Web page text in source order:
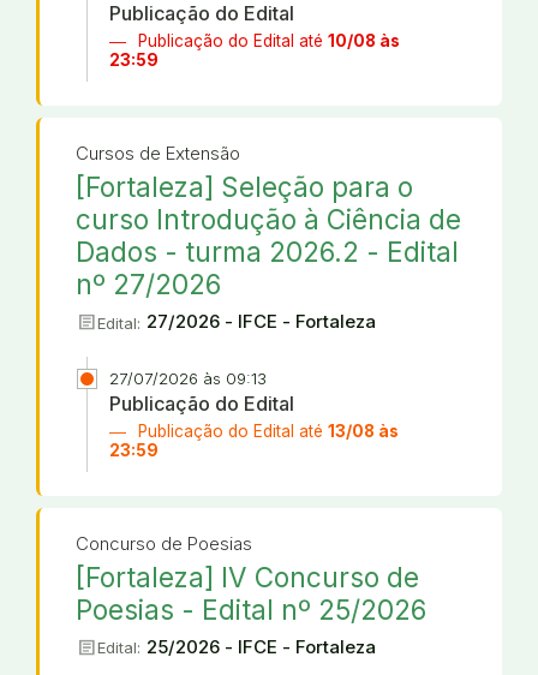
Publicação do Edital
Publicação do Edital até 10/08 às
23:59
Cursos de Extensão
[Fortaleza] Seleção para o
curso Introdução à Ciência de
Dados - turma 2026.2 - Edital
nº 27/2026
articleEdital: 27/2026 - IFCE - Fortaleza
27/07/2026 às 09:13
Publicação do Edital
Publicação do Edital até 13/08 às
23:59
Concurso de Poesias
[Fortaleza] IV Concurso de
Poesias - Edital nº 25/2026
articleEdital: 25/2026 - IFCE - Fortaleza